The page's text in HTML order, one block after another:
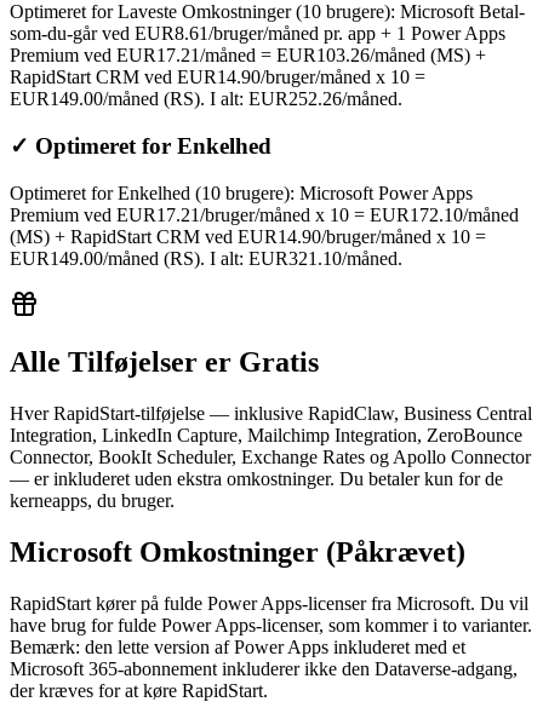
Optimeret for Laveste Omkostninger (10 brugere): Microsoft Betal-
som-du-går ved EUR8.61/bruger/måned pr. app + 1 Power Apps
Premium ved EUR17.21/måned = EUR103.26/måned (MS) +
RapidStart CRM ved EUR14.90/bruger/måned x 10 =
EUR149.00/måned (RS). I alt: EUR252.26/måned.
✓ Optimeret for Enkelhed
Optimeret for Enkelhed (10 brugere): Microsoft Power Apps
Premium ved EUR17.21/bruger/måned x 10 = EUR172.10/måned
(MS) + RapidStart CRM ved EUR14.90/bruger/måned x 10 =
EUR149.00/måned (RS). I alt: EUR321.10/måned.
Alle Tilføjelser er Gratis
Hver RapidStart-tilføjelse — inklusive RapidClaw, Business Central
Integration, LinkedIn Capture, Mailchimp Integration, ZeroBounce
Connector, BookIt Scheduler, Exchange Rates og Apollo Connector
— er inkluderet uden ekstra omkostninger. Du betaler kun for de
kerneapps, du bruger.
Microsoft Omkostninger (Påkrævet)
RapidStart kører på fulde Power Apps-licenser fra Microsoft. Du vil
have brug for fulde Power Apps-licenser, som kommer i to varianter.
Bemærk: den lette version af Power Apps inkluderet med et
Microsoft 365-abonnement inkluderer ikke den Dataverse-adgang,
der kræves for at køre RapidStart.